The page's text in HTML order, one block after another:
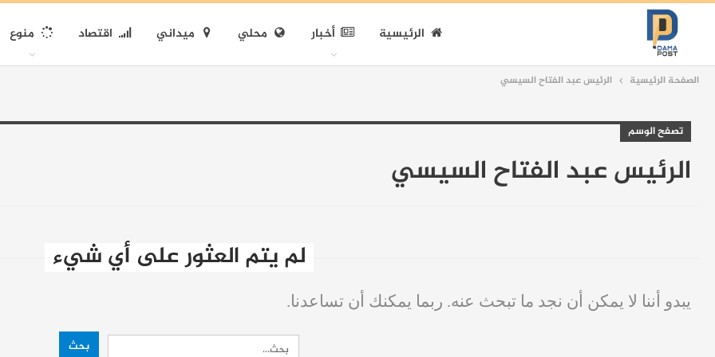
الرئيسية أخبار محلي ميداني اقتصاد منوع
الصفحة الرئيسية الرئيس عبد الفتاح السيسي
تصفح الوسم
الرئيس عبد الفتاح السيسي
لم يتم العثور على أي شيء
يبدو أننا لا يمكن أن نجد ما تبحث عنه. ربما يمكنك أن تساعدنا.